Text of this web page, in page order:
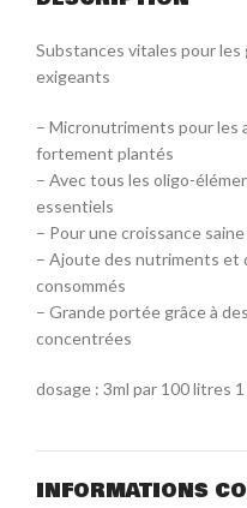
Substances vitales pour les
exigeants
– Micronutriments pour les
fortement plantés
– Avec tous les oligo-
essentiels
– Pour une croissance
– Ajoute des nutriments et
consommés
– Grande portée grâce à
concentrées
dosage : 3ml par 100 litres
INFORMATIONS